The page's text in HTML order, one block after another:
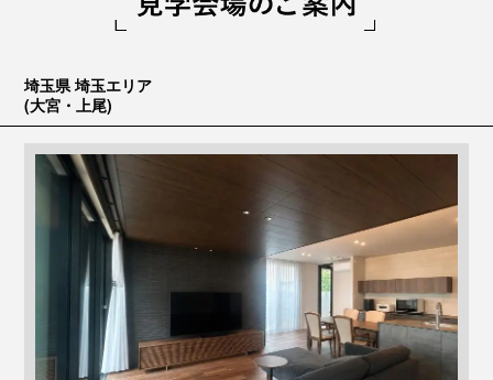
埼玉県 埼玉エリア
(大宮・上尾)